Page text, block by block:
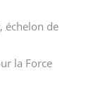
échelon de
la Force